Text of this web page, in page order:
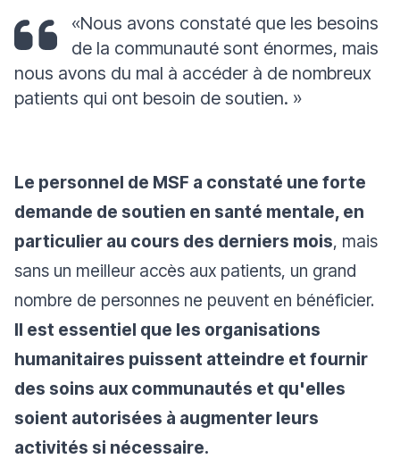
«Nous avons constaté que les besoins
de la communauté sont énormes, mais
nous avons du mal à accéder à de nombreux
patients qui ont besoin de soutien. »
Le personnel de MSF a constaté une forte
demande de soutien en santé mentale, en
particulier au cours des derniers mois, mais
sans un meilleur accès aux patients, un grand
nombre de personnes ne peuvent en bénéficier.
Il est essentiel que les organisations
humanitaires puissent atteindre et fournir
des soins aux communautés et qu'elles
soient autorisées à augmenter leurs
activités si nécessaire.